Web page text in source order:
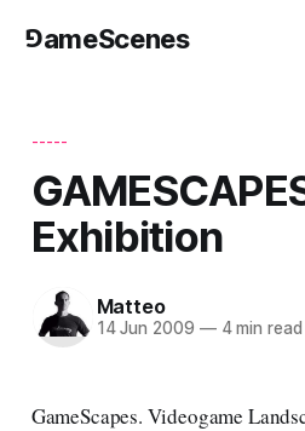
⅁ameScenes
-----
Exhibition
Matteo
14 Jun 2009 —4 min read
GameScapes. Videogame